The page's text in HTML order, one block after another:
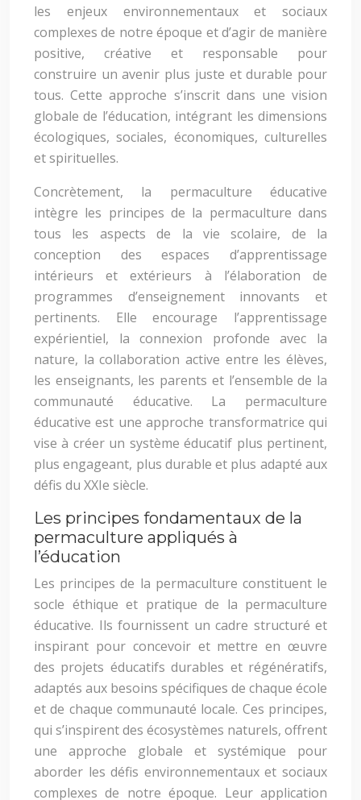
les enjeux environnementaux et sociaux
complexes de notre époque et d’agir de manière
positive, créative et responsable pour
construire un avenir plus juste et durable pour
tous. Cette approche s’inscrit dans une vision
globale de l’éducation, intégrant les dimensions
écologiques, sociales, économiques, culturelles
et spirituelles.
Concrètement, la permaculture éducative
intègre les principes de la permaculture dans
tous les aspects de la vie scolaire, de la
conception des espaces d’apprentissage
intérieurs et extérieurs à l’élaboration de
programmes d’enseignement innovants et
pertinents. Elle encourage l’apprentissage
expérientiel, la connexion profonde avec la
nature, la collaboration active entre les élèves,
les enseignants, les parents et l’ensemble de la
communauté éducative. La permaculture
éducative est une approche transformatrice qui
vise à créer un système éducatif plus pertinent,
plus engageant, plus durable et plus adapté aux
défis du XXIe siècle.
Les principes fondamentaux de la
permaculture appliqués à
l’éducation
Les principes de la permaculture constituent le
socle éthique et pratique de la permaculture
éducative. Ils fournissent un cadre structuré et
inspirant pour concevoir et mettre en œuvre
des projets éducatifs durables et régénératifs,
adaptés aux besoins spécifiques de chaque école
et de chaque communauté locale. Ces principes,
qui s’inspirent des écosystèmes naturels, offrent
une approche globale et systémique pour
aborder les défis environnementaux et sociaux
complexes de notre époque. Leur application